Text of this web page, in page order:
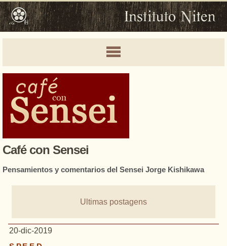
Café con Sensei
Pensamientos y comentarios del Sensei Jorge Kishikawa
Ultimas postagens
20-dic-2019